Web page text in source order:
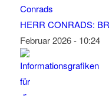
HERR CONRADS:
Februar 2026 - 10:24